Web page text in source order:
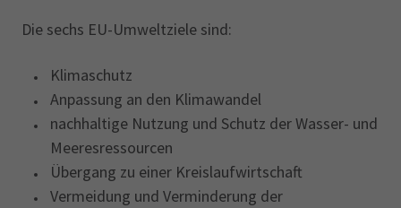
Die sechs EU-Umweltziele sind:
Klimaschutz
Anpassung an den Klimawandel
nachhaltige Nutzung und Schutz der Wasser- und
Meeresressourcen
Übergang zu einer Kreislaufwirtschaft
Vermeidung und Verminderung der